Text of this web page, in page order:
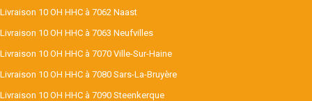
Livraison 10 OH HHC à 7062 Naast
Livraison 10 OH HHC à 7063 Neufvilles
Livraison 10 OH HHC à 7070 Ville-Sur-Haine
Livraison 10 OH HHC à 7080 Sars-La-Bruyère
Livraison 10 OH HHC à 7090 Steenkerque